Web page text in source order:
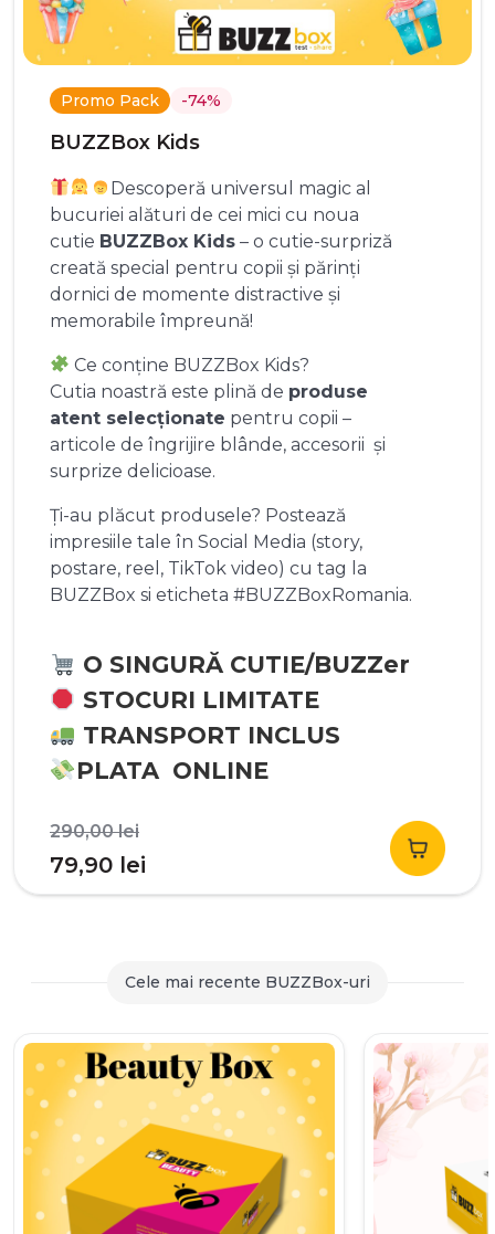
Promo Pack -74%
BUZZBox Kids
Descoperă universul magic al
bucuriei alături de cei mici cu noua
cutie BUZZBox Kids – o cutie-surpriză
creată special pentru copii și părinți
dornici de momente distractive și
memorabile împreună!
Ce conține BUZZBox Kids?
Cutia noastră este plină de produse
atent selecționate pentru copii –
articole de îngrijire blânde, accesorii și
surprize delicioase.
Ți-au plăcut produsele? Postează
impresiile tale în Social Media (story,
postare, reel, TikTok video) cu tag la
BUZZBox si eticheta #BUZZBoxRomania.
O SINGURĂ CUTIE/BUZZer
STOCURI LIMITATE
TRANSPORT INCLUS
PLATA ONLINE
290,00leiPrețul
inițial
a
290,00 lei.
79,90 lei
curent
79,90 lei.
Cele mai recente BUZZBox-uri